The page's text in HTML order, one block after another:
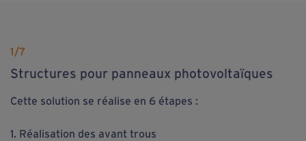
1/7
Structures pour panneaux photovoltaïques
Cette solution se réalise en 6 étapes :
1. Réalisation des avant trous